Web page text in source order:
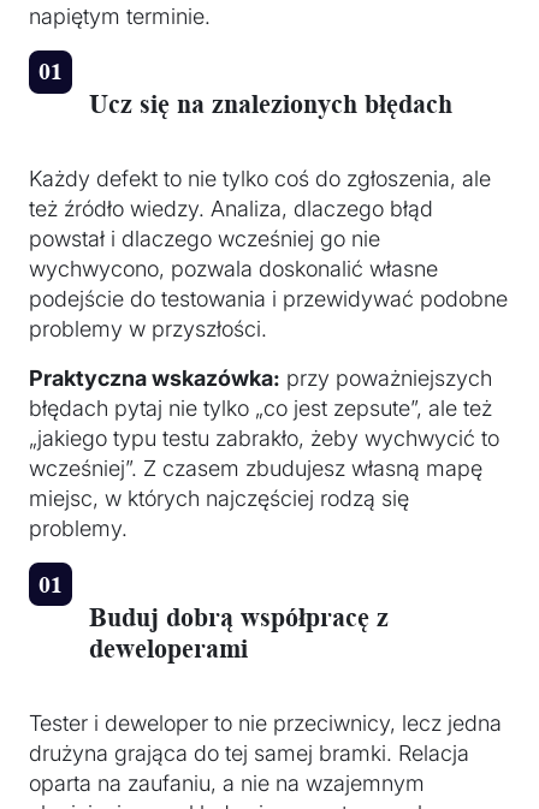
napiętym terminie.
Ucz się na znalezionych błędach
Każdy defekt to nie tylko coś do zgłoszenia, ale
też źródło wiedzy. Analiza, dlaczego błąd
powstał i dlaczego wcześniej go nie
wychwycono, pozwala doskonalić własne
podejście do testowania i przewidywać podobne
problemy w przyszłości.
Praktyczna wskazówka: przy poważniejszych
błędach pytaj nie tylko „co jest zepsute”, ale też
„jakiego typu testu zabrakło, żeby wychwycić to
wcześniej”. Z czasem zbudujesz własną mapę
miejsc, w których najczęściej rodzą się
problemy.
Buduj dobrą współpracę z
deweloperami
Tester i deweloper to nie przeciwnicy, lecz jedna
drużyna grająca do tej samej bramki. Relacja
oparta na zaufaniu, a nie na wzajemnym